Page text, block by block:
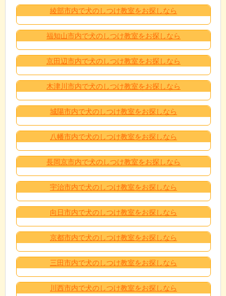
綾部市内で犬のしつけ教室をお探しなら
福知山市内で犬のしつけ教室をお探しなら
京田辺市内で犬のしつけ教室をお探しなら
木津川市内で犬のしつけ教室をお探しなら
城陽市内で犬のしつけ教室をお探しなら
八幡市内で犬のしつけ教室をお探しなら
長岡京市内で犬のしつけ教室をお探しなら
宇治市内で犬のしつけ教室をお探しなら
向日市内で犬のしつけ教室をお探しなら
京都市内で犬のしつけ教室をお探しなら
三田市内で犬のしつけ教室をお探しなら
川西市内で犬のしつけ教室をお探しなら